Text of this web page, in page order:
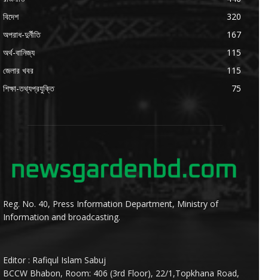
বিদেশ
320
অপরাধ-দুর্নীতি
167
অর্থ-বানিজ্য
115
জেলার খবর
115
শিক্ষা-তথ্যপ্রযুক্তি
75
Reg. No. 40, Press Information Department, Ministry of
Information and broadcasting.
Editor : Rafiqul Islam Sabuj
BCCW Bhabon, Room: 406 (3rd Floor), 22/1,Topkhana Road,